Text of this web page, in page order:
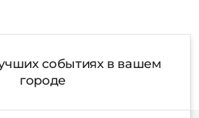
событиях в вашем
городе